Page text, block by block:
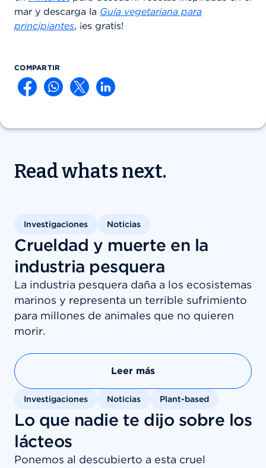
mar y descarga la Guía vegetariana para
principiantes, ¡es gratis!
COMPARTIR
Read whats next.
Investigaciones Noticias
Crueldad y muerte en la
industria pesquera
La industria pesquera daña a los ecosistemas
marinos y representa un terrible sufrimiento
para millones de animales que no quieren
morir.
Leer más
Investigaciones Noticias Plant-based
Lo que nadie te dijo sobre los
lácteos
Ponemos al descubierto a esta cruel